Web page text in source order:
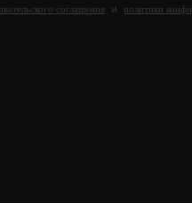
соглашения и политики